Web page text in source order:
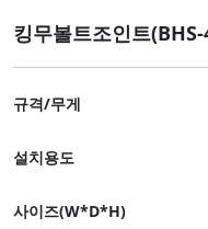
킹무볼트조인트
규격/무게
설치용도
사이즈(W*D*H)